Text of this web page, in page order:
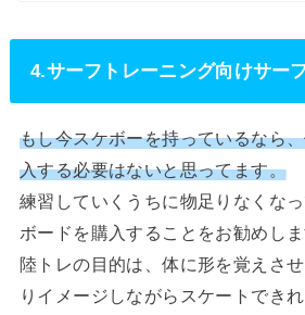
4.サーフトレーニング向けサー
もし今スケボーを持っているなら
入する必要はないと思ってます。
練習していくうちに物足りなくな
ボードを購入することをお勧めしま
陸トレの目的は、体に形を覚えさ
りイメージしながらスケートでき